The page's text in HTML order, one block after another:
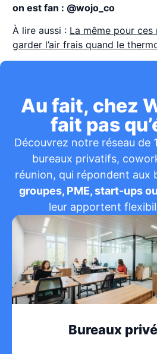
on est fan : @wojo_co
À lire aussi : La même pour ces
garder l’air frais quand le
Au fait, chez
fait pas
Découvrez notre réseau de
bureaux privatifs,
réunion, qui répondent aux
groupes, PME, start-ups
leur apportent
Bureaux